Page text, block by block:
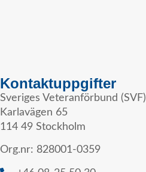
Kontaktuppgifter
Sveriges Veteranförbund (SVF)
Karlavägen 65
114 49 Stockholm
Org.nr: 828001-0359